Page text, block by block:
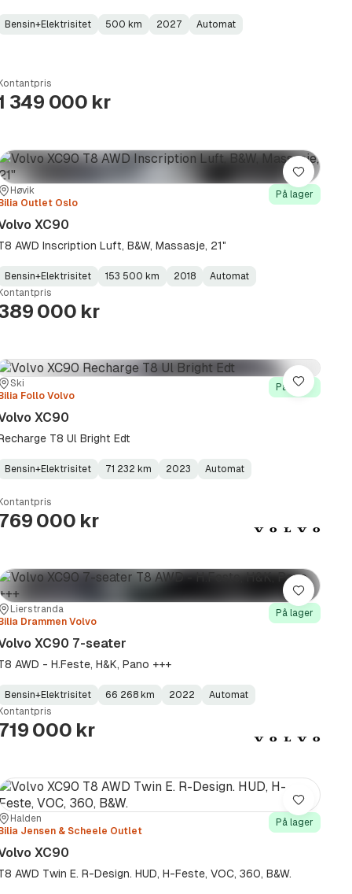
Bensin+Elektrisitet: 500 km 2027 Automat
349 000 kr
Høvik
Outlet Oslo
På lager
XC90
AWD Inscription Luft, B&W, Massasje, 21"
:
Bensin+Elektrisitet: 153 500 km
:
2018
:
Automat
000 kr
Lagre
Ski
Follo Volvo
På lager
XC90
T8 Ul Bright Edt
Bensin+Elektrisitet: 71 232 km 2023 Automat
000 kr
Lagre
Lierstranda
Drammen Volvo
På lager
XC90 7-seater
AWD - H.Feste, H&K, Pano +++
:
Bensin+Elektrisitet: 66 268 km
:
2022
:
Automat
000 kr
Lagre
Halden
Jensen & Scheele Outlet
På lager
XC90
AWD Twin E. R-Design. HUD, H-Feste, VOC, 360, B&W.
Lagre